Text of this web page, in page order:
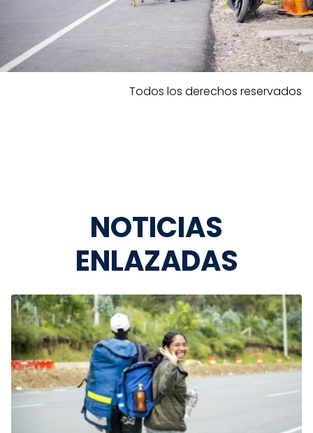
Todos los derechos reservados
NOTICIAS
ENLAZADAS